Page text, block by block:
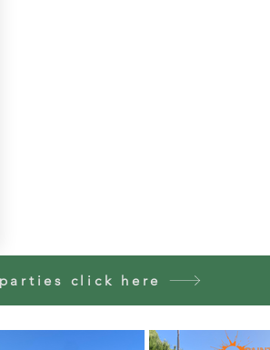
click here